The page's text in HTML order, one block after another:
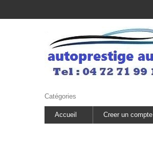
Catégories
Accueil Creer un compte